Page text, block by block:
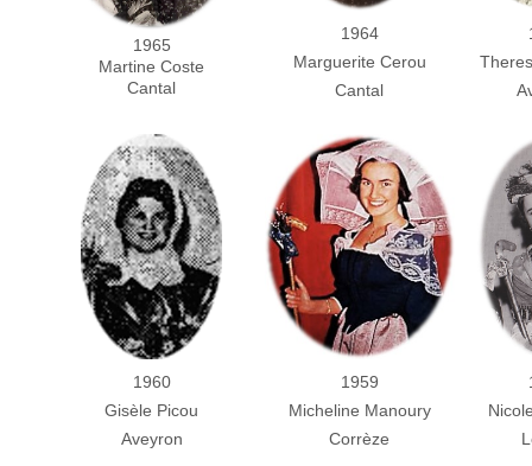
1965
Martine Coste
Cantal
1964
Marguerite Cerou
Cantal
1960
Gisèle Picou
Aveyron
1959
Micheline Manoury
Corrèze